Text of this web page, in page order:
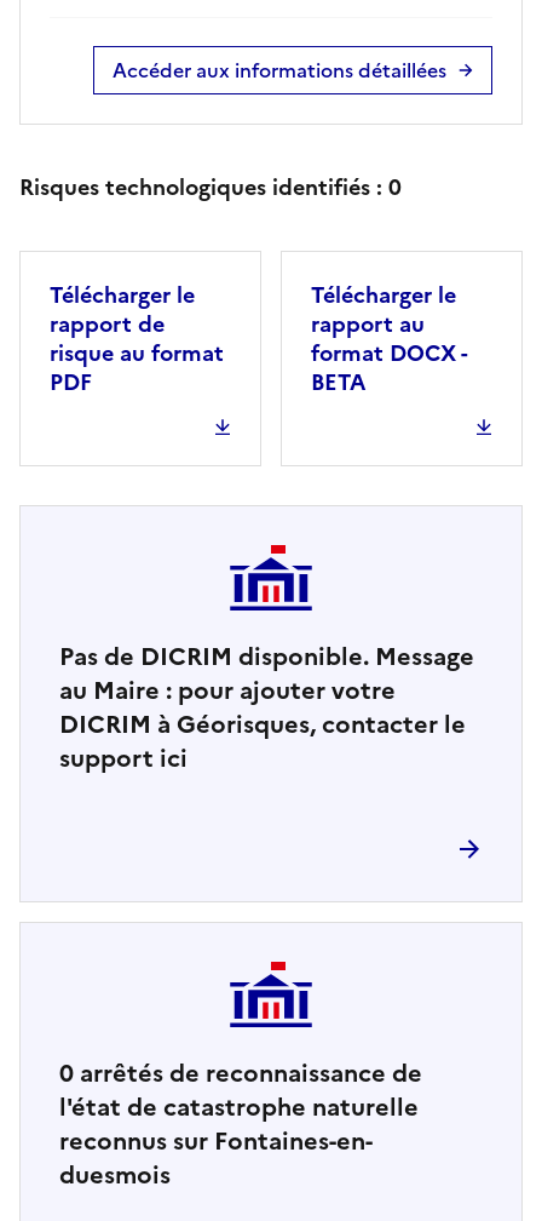
Accéder aux informations détaillées
Risques technologiques identifiés : 0
Télécharger le
rapport de
risque au format
PDF
Télécharger le
rapport au
format DOCX -
BETA
Pas de DICRIM disponible. Message
au Maire : pour ajouter votre
DICRIM à Géorisques, contacter le
support ici
0 arrêtés de reconnaissance de
l'état de catastrophe naturelle
reconnus sur Fontaines-en-
duesmois